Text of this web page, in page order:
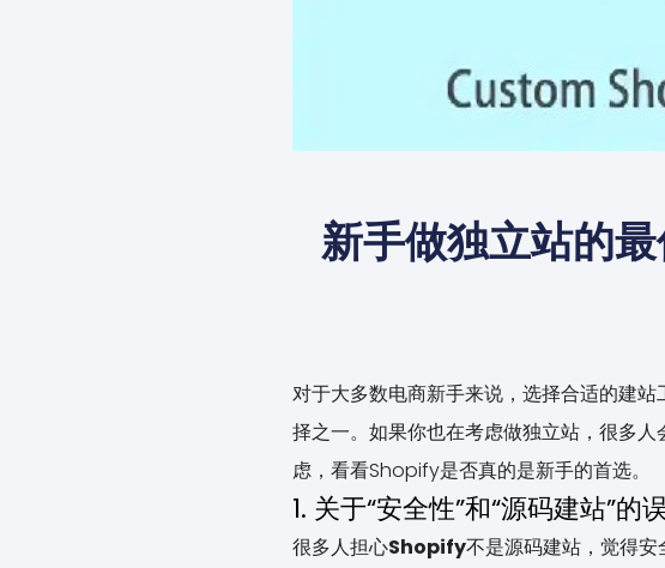
新手做独立站的
对于大多数电商新手来说，选择合适的建
择之一。如果你也在考虑做独立站，很多
虑，看看Shopify是否真的是新手的首选。
1. 关于“安全性”和“源码建站”的
很多人担心Shopify不是源码建站，觉得